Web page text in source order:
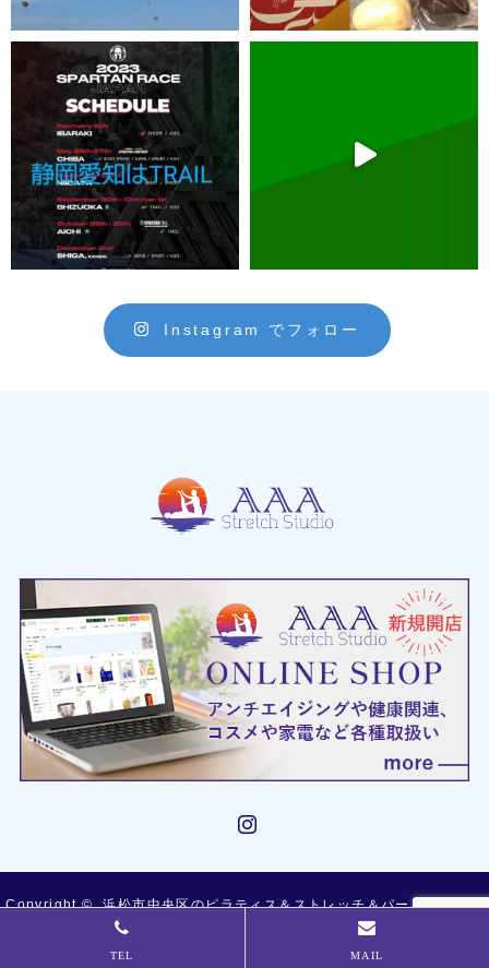
Instagram でフォロー
Copyright ©浜松市中央区のピラティス＆ストレッチ＆パーソナルトレ
TEL MAIL